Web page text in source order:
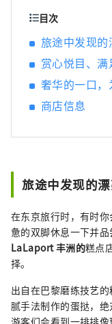
是在简
本身的最佳风味
性的
个蛋糕
棍面包
珍视法
目次
旅途中发现
赏心悦目、
奢华的一口
商店信息
旅途中发现的
在东京旅行时，有时
惫的双脚休息一下并
LaLaport 丰洲的糕点
择。
出自在巴黎磨练技艺
腻手法制作的蛋挞，绝